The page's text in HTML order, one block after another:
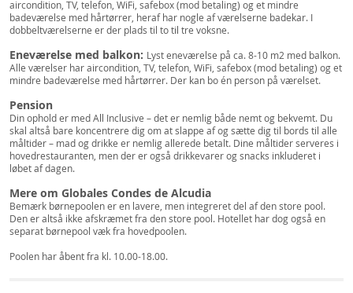
aircondition, TV, telefon, WiFi, safebox (mod betaling) og et mindre
badeværelse med hårtørrer, heraf har nogle af værelserne badekar. I
dobbeltværelserne er der plads til to til tre voksne.
Eneværelse med balkon: Lyst eneværelse på ca. 8-10 m2 med balkon.
Alle værelser har aircondition, TV, telefon, WiFi, safebox (mod betaling) og et
mindre badeværelse med hårtørrer. Der kan bo én person på værelset.
Pension
Din ophold er med All Inclusive – det er nemlig både nemt og bekvemt. Du
skal altså bare koncentrere dig om at slappe af og sætte dig til bords til alle
måltider – mad og drikke er nemlig allerede betalt. Dine måltider serveres i
hovedrestauranten, men der er også drikkevarer og snacks inkluderet i
løbet af dagen.
Mere om Globales Condes de Alcudia
Bemærk børnepoolen er en lavere, men integreret del af den store pool.
Den er altså ikke afskræmet fra den store pool. Hotellet har dog også en
separat børnepool væk fra hovedpoolen.
Poolen har åbent fra kl. 10.00-18.00.